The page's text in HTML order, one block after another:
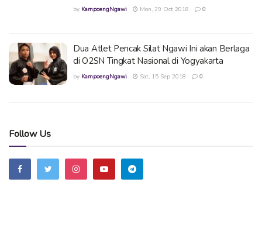
by KampoengNgawi Mon, 29 Oct 2018 0
Dua Atlet Pencak Silat Ngawi Ini akan Berlaga
di O2SN Tingkat Nasional di Yogyakarta
by KampoengNgawi Sat, 15 Sep 2018 0
Follow Us